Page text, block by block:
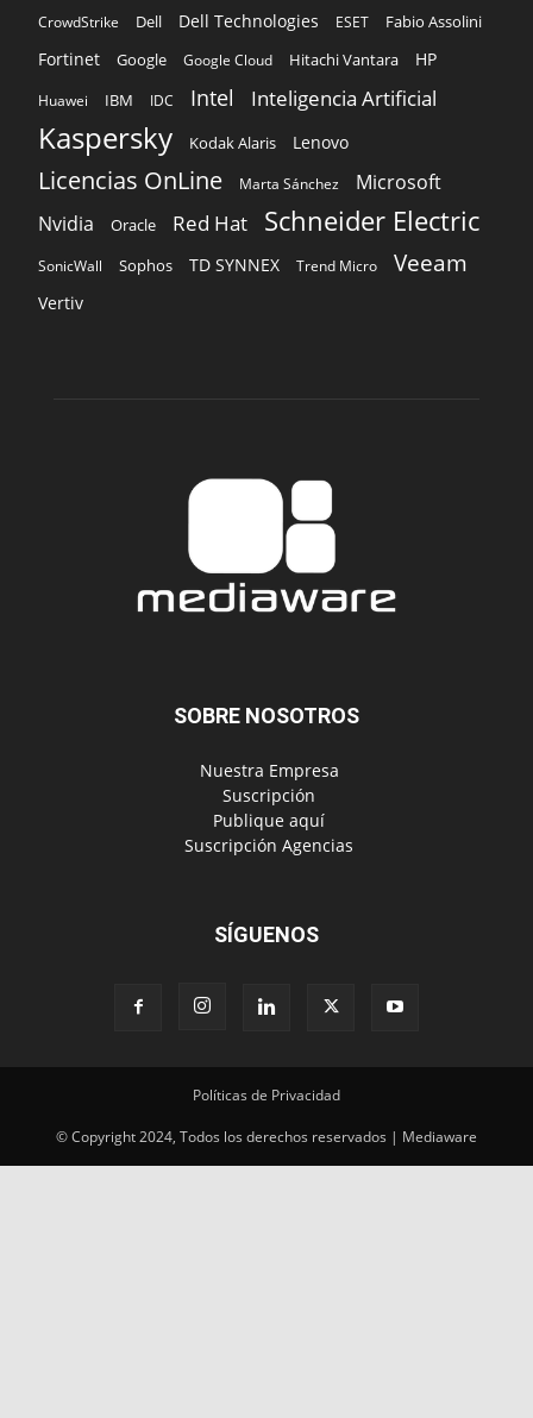
CrowdStrike
Dell Dell Technologies ESET Fabio Assolini
Fortinet Google Google Cloud Hitachi Vantara HP
Huawei IBM IDC Intel Inteligencia Artificial
Kaspersky Kodak Alaris Lenovo
Licencias OnLine Marta Sánchez
Microsoft
Nvidia
Oracle Red Hat Schneider Electric
SonicWall Sophos TD SYNNEX Trend Micro Veeam
Vertiv
SOBRE NOSOTROS
‎ Nuestra Empresa
‎ Suscripción
‎ Publique aquí
‎ Suscripción Agencias
SÍGUENOS
Políticas de Privacidad
© Copyright 2024, Todos los derechos reservados | Mediaware